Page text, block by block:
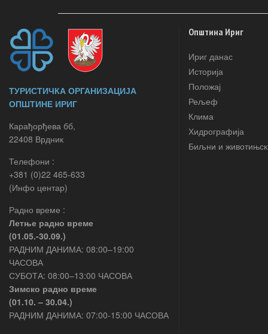
ТУРИСТИЧКА ОРГАНИЗАЦИЈА
ОПШТИНЕ ИРИГ
Карађорђева бб,
22408 Врдник
Телефони :
+381 (0)22 465-633
(Инфо центар)
Радно време :
Летње радно време
(01.05.-30.09.)
РАДНИМ ДАНИМА: 08:00–19:00
ЧАСОВА
СУБОТА: 08:00–13:00 ЧАСОВА
Зимско радно време
(01.10. – 30.04.)
РАДНИМ ДАНИМА: 07:00-15:00 ЧАСОВА
Општина Ириг
Ириг данас
Историја
Положај
Рељеф
Клима
Хидрографија
Биљни и